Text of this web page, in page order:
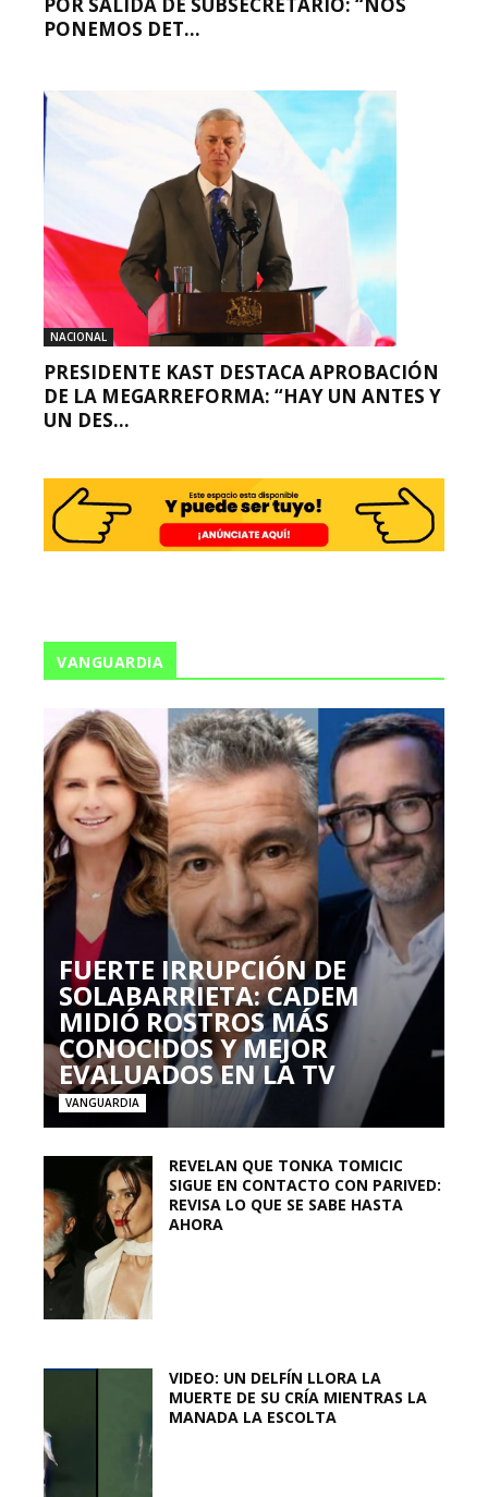
PONEMOS DET...
NACIONAL
PRESIDENTE KAST DESTACA APROBACIÓN
DE LA MEGARREFORMA: “HAY UN ANTES Y
UN DES...
VANGUARDIA
FUERTE IRRUPCIÓN DE
SOLABARRIETA: CADEM
MIDIÓ ROSTROS MÁS
CONOCIDOS Y MEJOR
EVALUADOS EN LA TV
VANGUARDIA
REVELAN QUE TONKA TOMICIC
SIGUE EN CONTACTO CON PARIVED:
REVISA LO QUE SE SABE HASTA
AHORA
VIDEO: UN DELFÍN LLORA LA
MUERTE DE SU CRÍA MIENTRAS LA
MANADA LA ESCOLTA